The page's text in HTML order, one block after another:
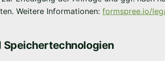
Weitere Informationen: formspree.io/
Speichertechnologien